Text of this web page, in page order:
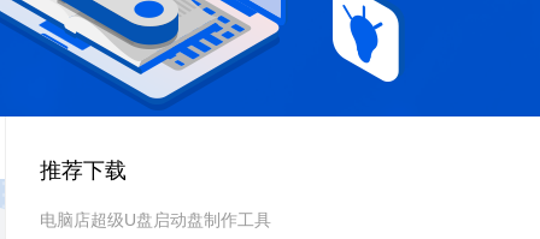
推荐下载
电脑店超级U盘启动盘制作工具